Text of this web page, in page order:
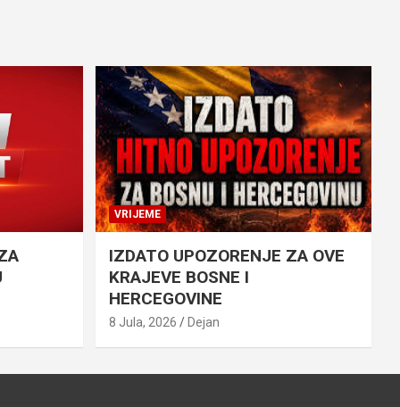
VRIJEME
IZDATO UPOZORENJE ZA OVE
KRAJEVE BOSNE I
HERCEGOVINE
8 Jula, 2026 Dejan